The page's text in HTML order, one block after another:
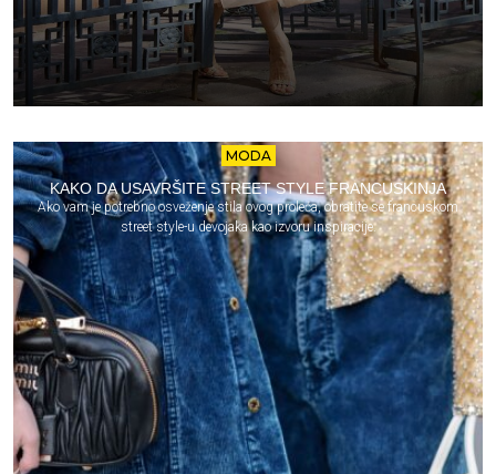
MODA
KAKO DA USAVRŠITE STREET STYLE FRANCUSKINJA
Ako vam je potrebno osveženje stila ovog proleća, obratite se francuskom
street style-u devojaka kao izvoru inspiracije.